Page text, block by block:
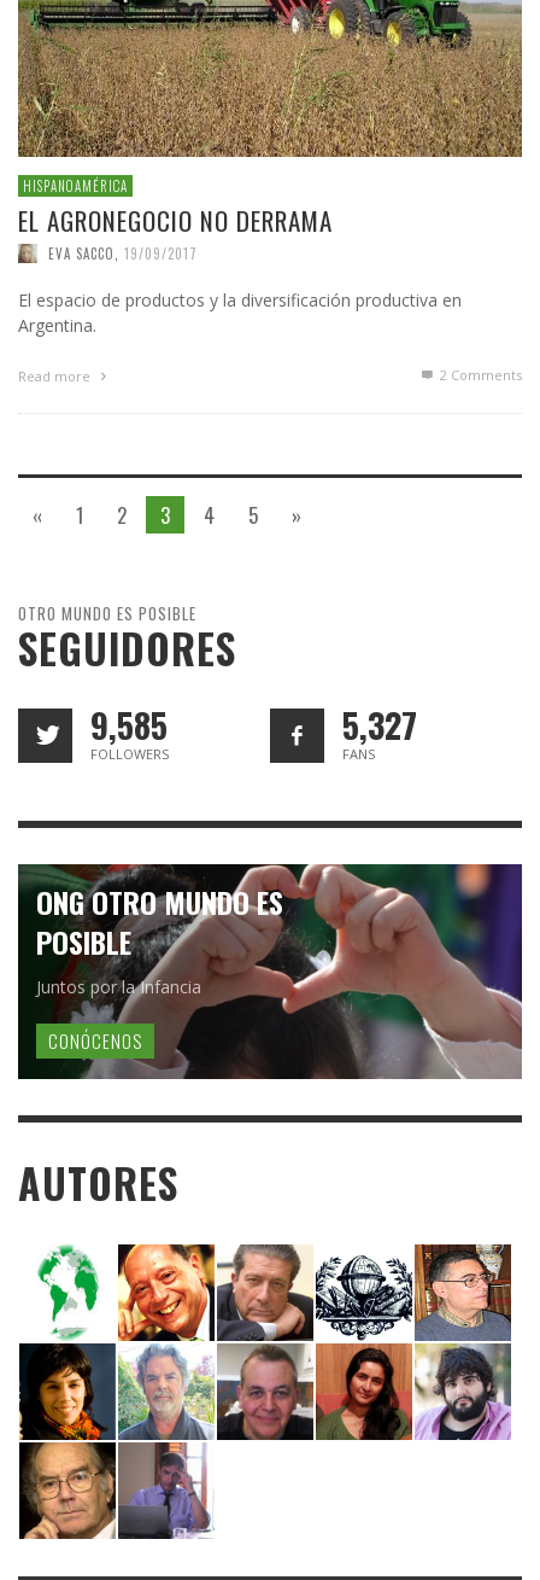
HISPANOAMÉRICA
EL AGRONEGOCIO NO DERRAMA
EVA SACCO 19/09/2017
El espacio de productos y la diversificación productiva en
Argentina.
Read more 2 Comments
« 1 2 3 4 5 »
OTRO MUNDO ES POSIBLE
SEGUIDORES
9,585
FOLLOWERS
5,327
FANS
ONG OTRO MUNDO ES
POSIBLE
Juntos por la Infancia
CONÓCENOS
AUTORES